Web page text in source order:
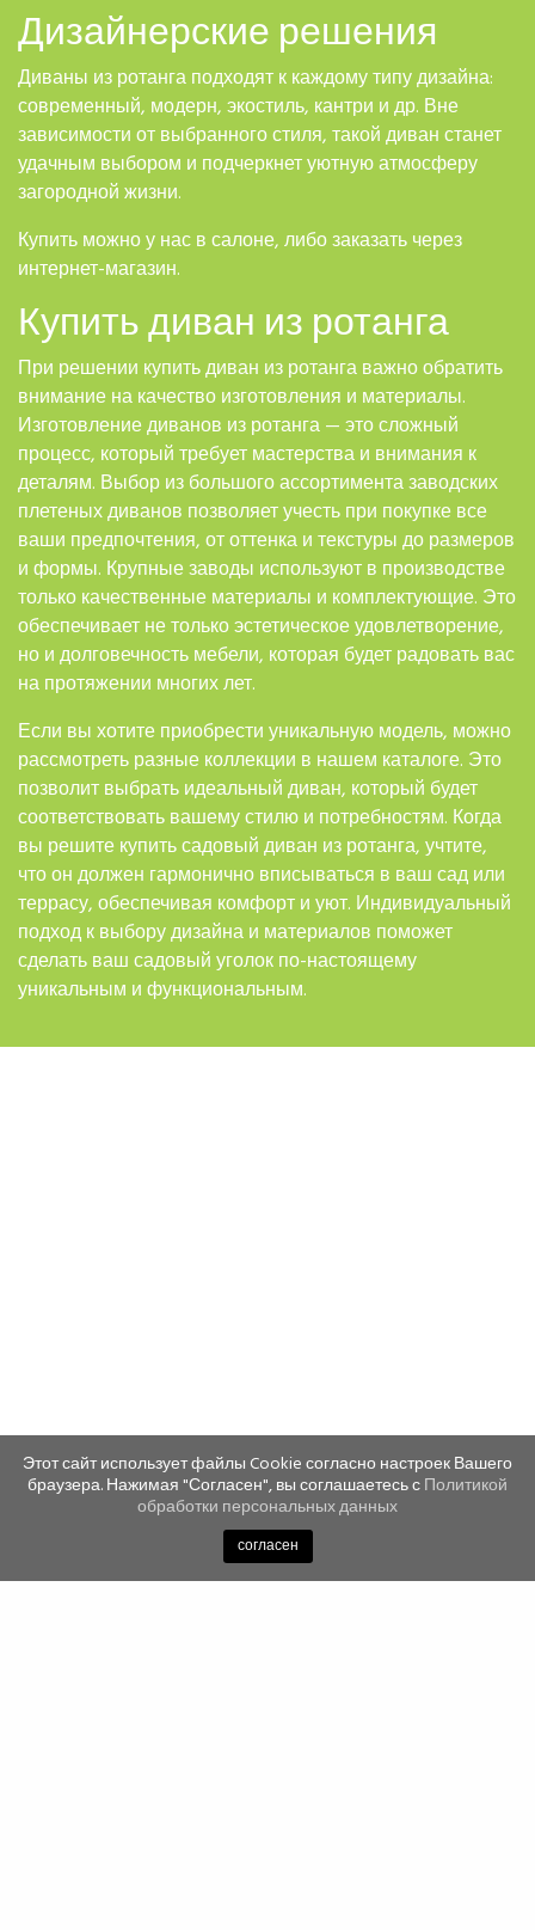
Дизайнерские решения
Диваны из ротанга подходят к каждому типу дизайна:
современный, модерн, экостиль, кантри и др. Вне
зависимости от выбранного стиля, такой диван станет
удачным выбором и подчеркнет уютную атмосферу
загородной жизни.
Купить можно у нас в салоне, либо заказать через
интернет-магазин.
Купить диван из ротанга
При решении купить диван из ротанга важно обратить
внимание на качество изготовления и материалы.
Изготовление диванов из ротанга — это сложный
процесс, который требует мастерства и внимания к
деталям. Выбор из большого ассортимента заводских
плетеных диванов позволяетучесть при покупке все
ваши предпочтения, от оттенка и текстуры до размеров
и формы. Крупные заводы используют в производстве
только качественные материалы и комплектующие. Это
обеспечивает не только эстетическое удовлетворение,
но и долговечность мебели, которая будет радовать вас
на протяжении многих лет.
Если вы хотите приобрести уникальную модель, можно
рассмотреть разные коллекции в нашем каталоге. Это
позволит выбрать идеальный диван, который будет
соответствовать вашему стилю и потребностям. Когда
вы решите купить садовый диван из ротанга, учтите,
что он должен гармонично вписываться в ваш сад или
террасу, обеспечивая комфорт и уют. Индивидуальный
подход к выбору дизайна и материалов поможет
сделать ваш садовый уголок по-настоящему
уникальным и функциональным.
Этот сайт использует файлы Cookie согласно настроек Вашего
браузера. Нажимая "Согласен", вы соглашаетесь сПолитикой
обработки персональных данных
согласен